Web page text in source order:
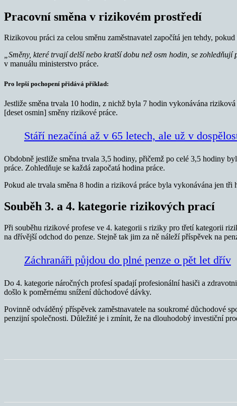
Pracovní směna v rizikovém prostředí
Rizikovou práci za celou směnu zaměstnavatel započítá jen tehdy,
„Směny, které trvají delší nebo kratší dobu než osm hodin, se
v manuálu ministerstvo práce.
Pro lepší pochopení přidává příklad:
Jestliže směna trvala 10 hodin, z nichž byla 7 hodin vykonávána
[deset osmin] směny rizikové práce.
Stáří nezačíná až v 65 letech, ale už v
Obdobně jestliže směna trvala 3,5 hodiny, přičemž po celé 3,5 hodiny
práce. Zohledňuje se každá započatá hodina práce.
Pokud ale trvala směna 8 hodin a riziková práce byla vykonávána jen
Souběh 3. a 4. kategorie rizikových prací
Při souběhu rizikové profese ve 4. kategorii s riziky pro třetí kategorii
na dřívější odchod do penze. Stejně tak jim za ně náleží příspěvek na
Záchranáři půjdou do plné penze o pět let dřív
Do 4. kategorie náročných profesí spadají profesionální hasiči a
došlo k poměrnému snížení důchodové dávky.
Povinně odváděný příspěvek zaměstnavatele na soukromé důchodové
penzijní společnosti. Důležité je i zmínit, že na dlouhodobý investiční